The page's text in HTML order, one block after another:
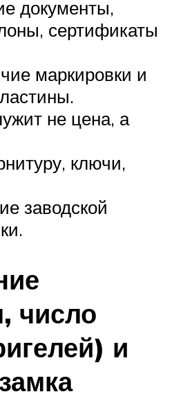
документы,
сертификаты
маркировки и
не цена, а
ключи,
заводской
число
и